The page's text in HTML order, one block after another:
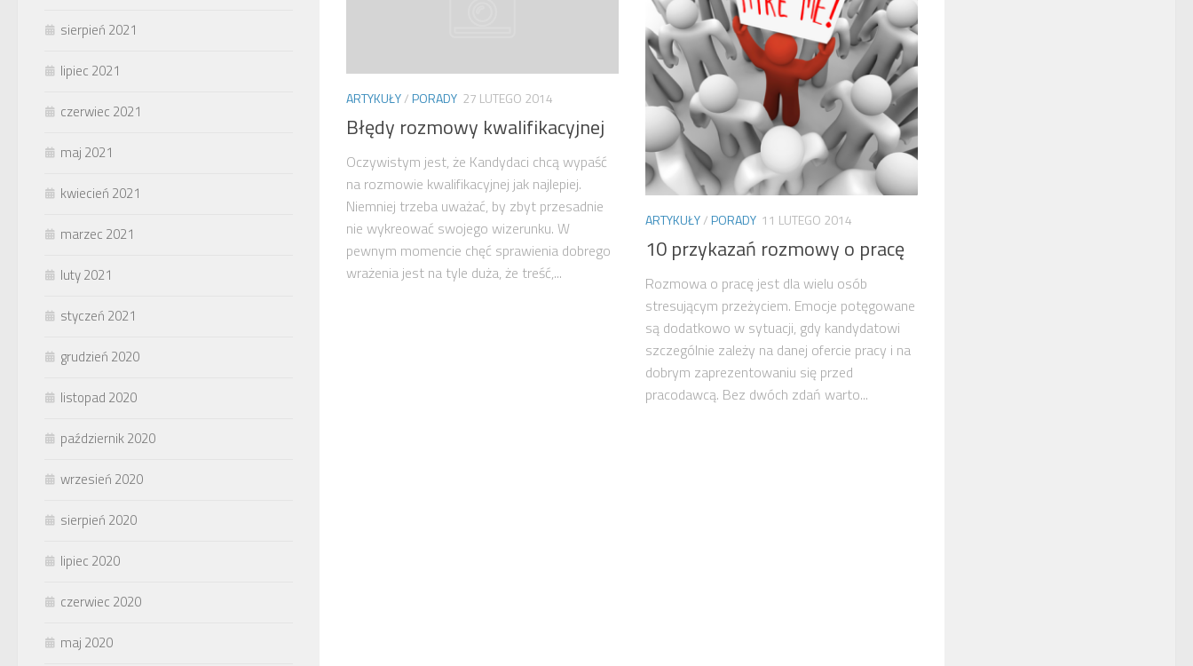
ARTYKUŁY/PORADY 27 LUTEGO 2014
Błędy rozmowy kwalifikacyjnej
Oczywistym jest, że Kandydaci chcą wypaść
na rozmowie kwalifikacyjnej jak najlepiej.
Niemniej trzeba uważać, by zbyt przesadnie
nie wykreować swojego wizerunku. W
pewnym momencie chęć sprawienia dobrego
wrażenia jest na tyle duża, że treść,...
ARTYKUŁY/PORADY 11 LUTEGO 2014
10 przykazań rozmowy o pracę
Rozmowa o pracę jest dla wielu osób
stresującym przeżyciem. Emocje potęgowane
są dodatkowo w sytuacji, gdy kandydatowi
szczególnie zależy na danej ofercie pracy i na
dobrym zaprezentowaniu się przed
pracodawcą. Bez dwóch zdań warto...
sierpień 2021
lipiec 2021
czerwiec 2021
maj 2021
kwiecień 2021
marzec 2021
luty 2021
styczeń 2021
grudzień 2020
listopad 2020
październik 2020
wrzesień 2020
sierpień 2020
lipiec 2020
czerwiec 2020
maj 2020